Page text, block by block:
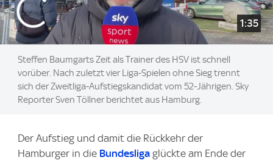
1:35
Steffen Baumgarts Zeit als Trainer des HSV ist schnell
vorüber. Nach zuletzt vier Liga-Spielen ohne Sieg trennt
sich der Zweitliga-Aufstiegskandidat vom 52-Jährigen. Sky
Reporter Sven Töllner berichtet aus Hamburg.
Der Aufstieg und damit die Rückkehr der
Hamburger in die Bundesliga glückte am Ende der